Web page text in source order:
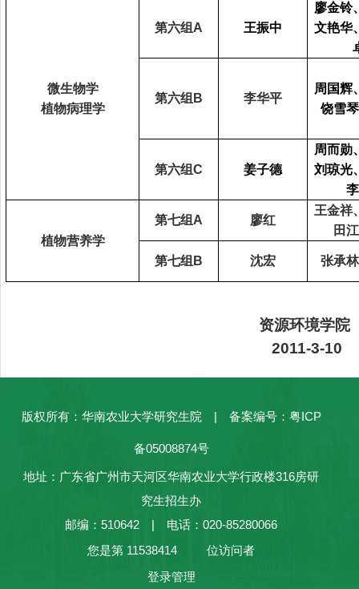
微生物学
植物病理学
第六组A 王振中
廖金铃
文艳华
第六组B 李华平
周国辉
饶雪
第六组C 姜子德
周而勋
刘琼光
植物营养学
第七组A 廖红
王金祥
田
第七组B 沈宏 张承
资源环境学院
2011-3-10
版权所有：华南农业大学研究生院 | 备案编号：粤ICP
备05008874号
地址：广东省广州市天河区华南农业大学行政楼316房研
究生招生办
邮编：510642 | 电话：020-85280066
您是第 11538414
位访问者
登录管理